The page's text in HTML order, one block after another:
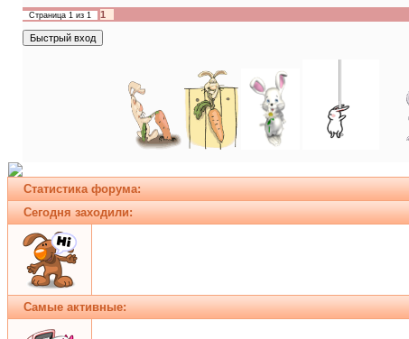
Страница 1 из 1
1
Статистика форума:
Сегодня заходили:
Самые активные: